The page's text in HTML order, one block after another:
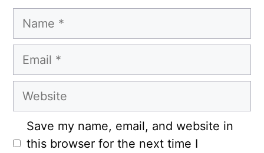
Name
Email
Website
Save my name, email, and website in
this browser for the next time I